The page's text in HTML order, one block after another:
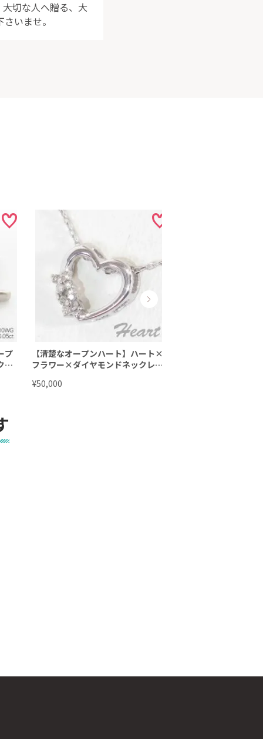
切な人へ贈る、大
いませ。
プ
ゴ
ダ
【清楚なオープンハート】ハート×
フラワー×ダイヤモンドネックレス
ダイヤネックレス
¥50,000